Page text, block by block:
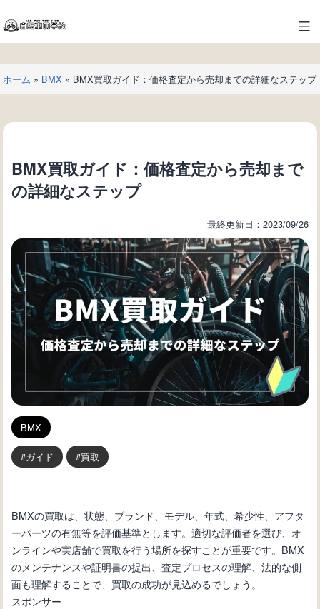
ン
テ
ツ
へ
キ
自
転
車
の
学
ホーム » BMX » BMX買取ガイド：価格査定から売却までの詳細なステップ
BMX買取ガイド：価格査定から売却まで
の詳細なステップ
最終更新日：2023/09/26
BMX
ガイド 買取
BMXの買取は、状態、ブランド、モデル、年式、希少性、アフタ
ーパーツの有無等を評価基準とします。適切な評価者を選び、オ
ンラインや実店舗で買取を行う場所を探すことが重要です。BMX
のメンテナンスや証明書の提出、査定プロセスの理解、法的な側
面も理解することで、買取の成功が見込めるでしょう。
スポンサー